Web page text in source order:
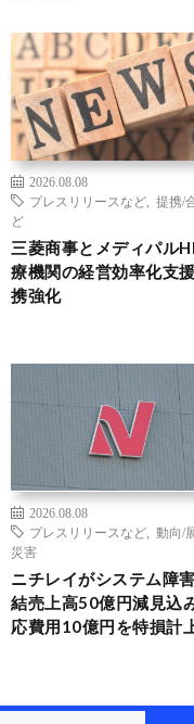
2026.08.08
プレスリリースなど
提携/
ど
三菱商事とメディパル
療機関の経営効率化支
携強化
2026.08.08
プレスリリースなど
動向/
災害
ニチレイがシステム障
結売上高50億円減見込
応費用10億円を特損計